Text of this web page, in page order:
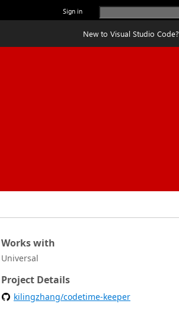
Sign in
New to Visual Studio Code?
Works with
Universal
Project Details
kilingzhang/codetime-keeper